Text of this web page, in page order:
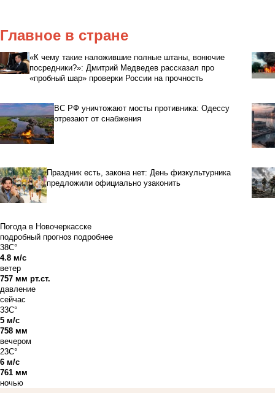
Главное в стране
«К чему такие наложившие полные штаны, вонючие
посредники?»: Дмитрий Медведев рассказал про
«пробный шар» проверки России на прочность
ВС РФ уничтожают мосты противника: Одессу
отрезают от снабжения
Праздник есть, закона нет: День физкультурника
предложили официально узаконить
Погода в Новочеркасске
подробный прогноз подробнее
38C°
4.8 м/с
ветер
757 мм рт.ст.
давление
сейчас
33C°
5 м/с
758 мм
вечером
23C°
6 м/с
761 мм
ночью